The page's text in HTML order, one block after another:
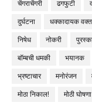
चेंगराचेंगरी
ढगफुटी
दुर्घटना
धक्कादायक
निषेध
नोकरी
बॉम्बची धमकी
भयानक
भ्रष्टाचार
मनोरंजन
मोठा निकाल!
मोठी घोषणा